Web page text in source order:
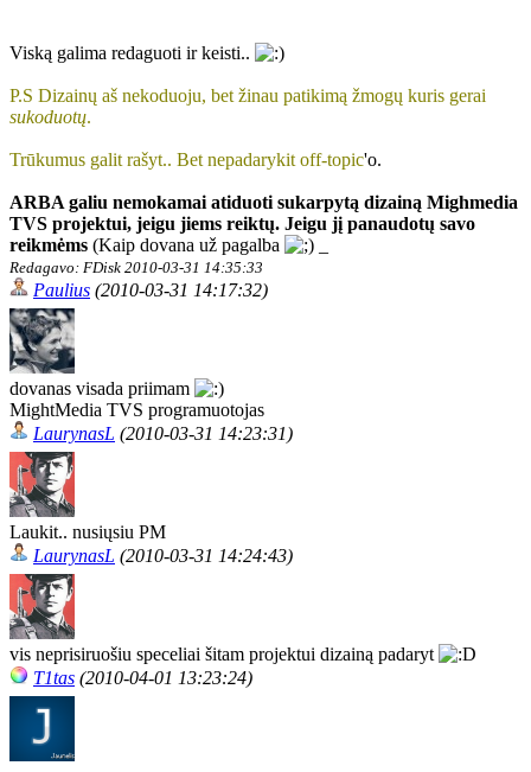
Viską galima redaguoti ir keisti..
P.S Dizainų aš nekoduoju, bet žinau patikimą žmogų kuris gerai
sukoduotų.
Trūkumus galit rašyt.. Bet nepadarykit off-topic'o.
ARBA galiu nemokamai atiduoti sukarpytą dizainą Mighmedia
TVS projektui, jeigu jiems reiktų. Jeigu jį panaudotų savo
reikmėms (Kaip dovana už pagalba
Redagavo: FDisk 2010-03-31 14:35:33
Paulius (2010-03-31 14:17:32)
dovanas visada priimam
MightMedia TVS programuotojas
LaurynasL (2010-03-31 14:23:31)
Laukit.. nusiųsiu PM
LaurynasL (2010-03-31 14:24:43)
vis neprisiruošiu speceliai šitam projektui dizainą padaryt
T1tas (2010-04-01 13:23:24)